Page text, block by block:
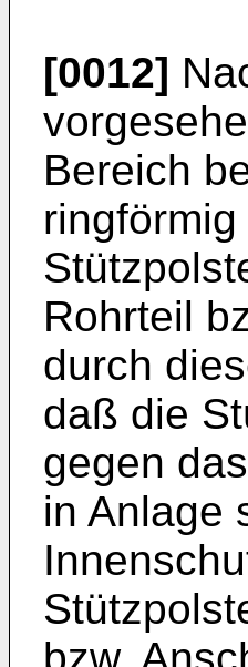
[0012]
Bereich
Rohrteil
durch
daß die
gegen
in Anlage